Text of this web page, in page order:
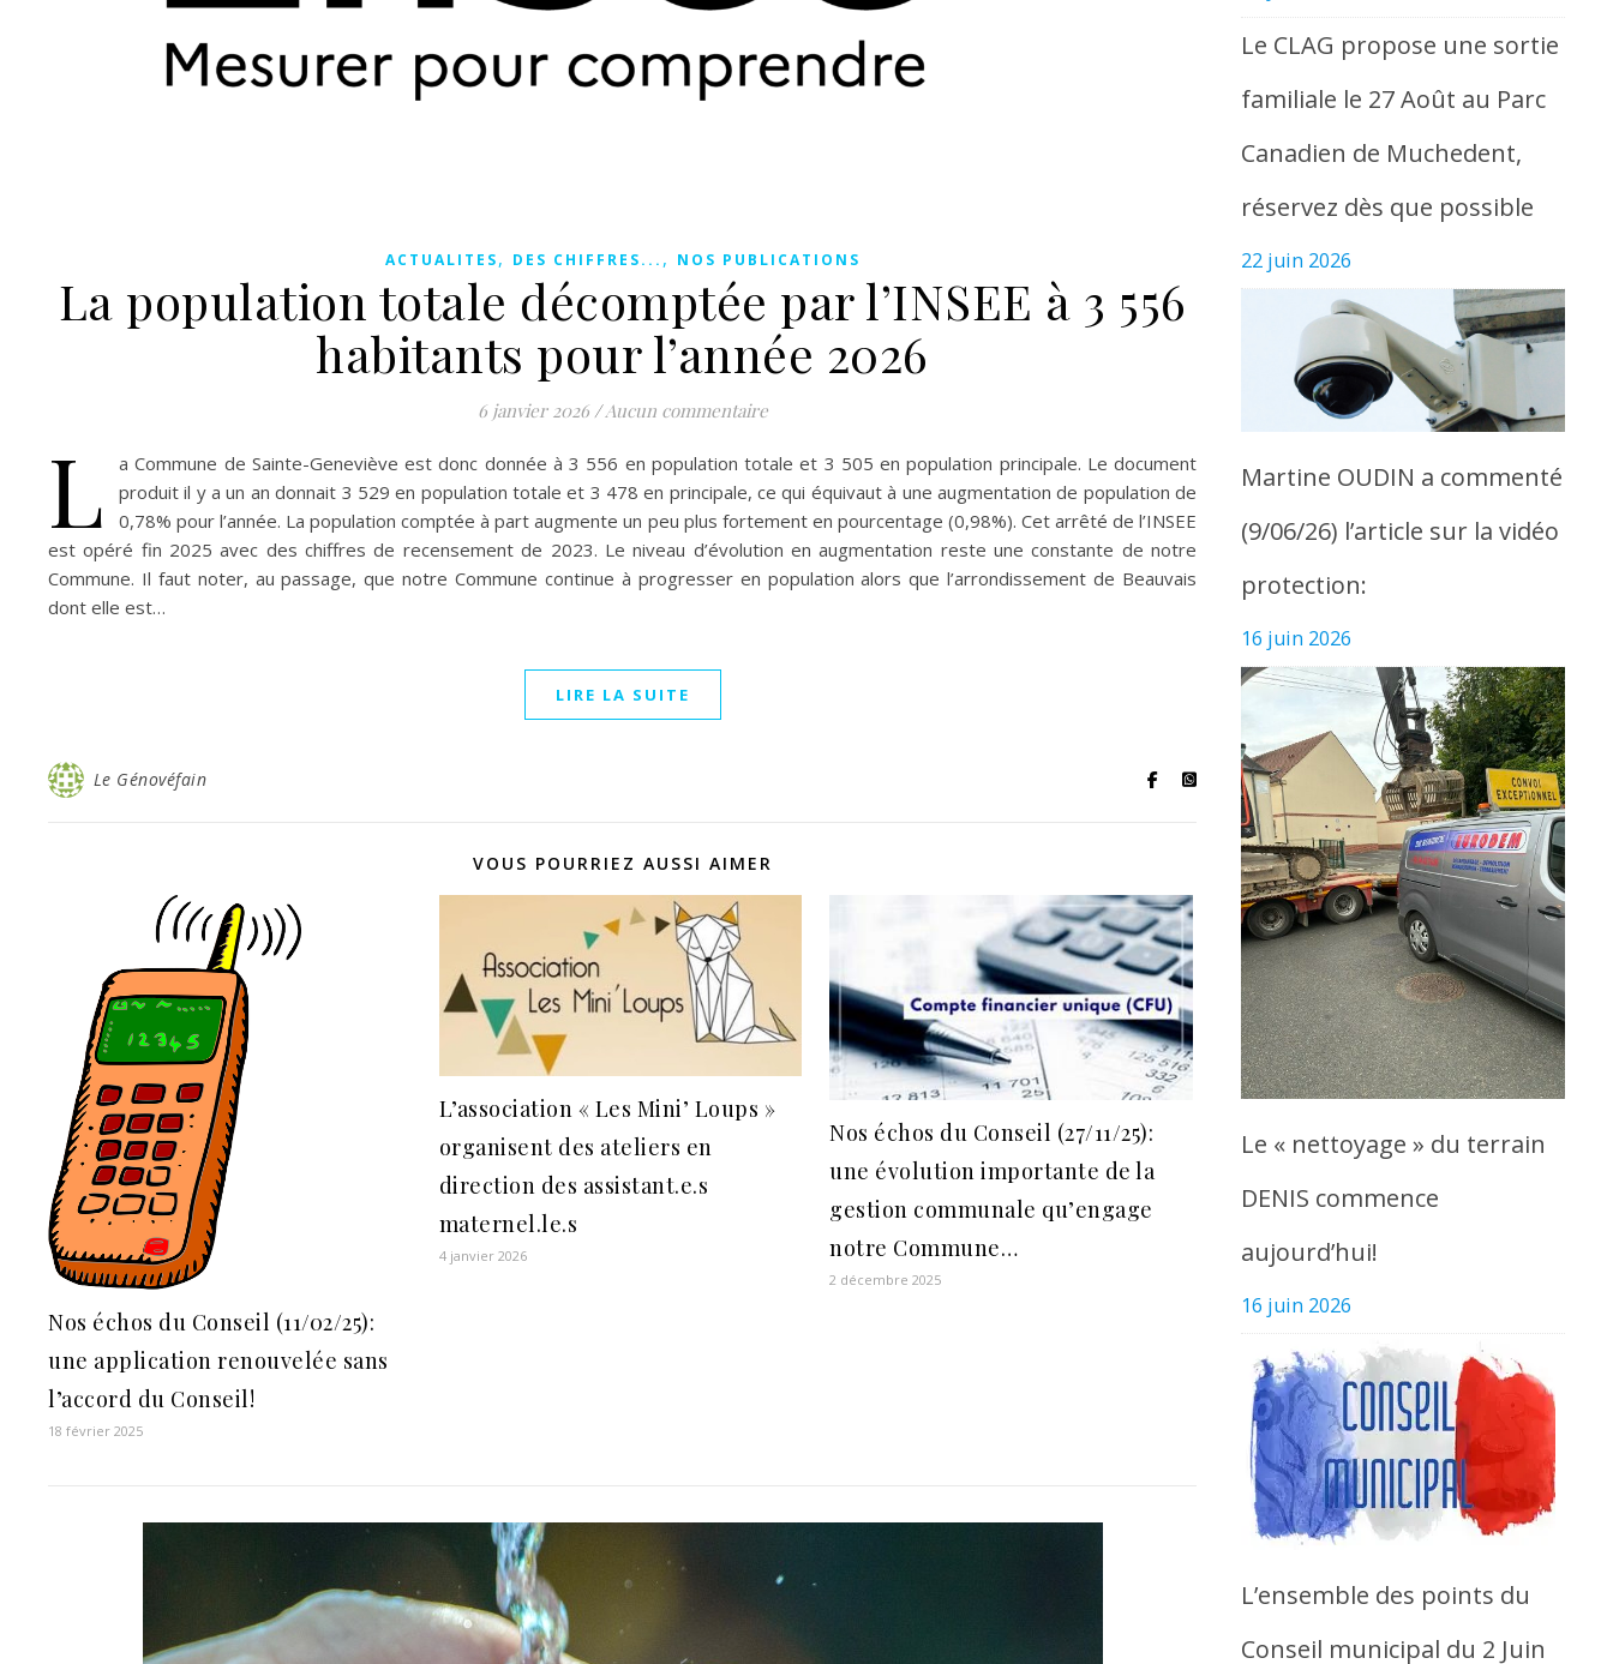
ACTUALITES, DES CHIFFRES... , NOS PUBLICATIONS
La population totale décomptée par l’INSEE à 3 556
habitants pour l’année 2026
6 janvier 2026 / Aucun commentaire
L
a Commune de Sainte-Geneviève est donc donnée à 3 556 en population totale et 3 505 en population principale. Le document
produit il y a un an donnait 3 529 en population totale et 3 478 en principale, ce qui équivaut à une augmentation de population de
0,78% pour l’année. La population comptée à part augmente un peu plus fortement en pourcentage (0,98%). Cet arrêté de l’INSEE
est opéré fin 2025 avec des chiffres de recensement de 2023. Le niveau d’évolution en augmentation reste une constante de notre
Commune. Il faut noter, au passage, que notre Commune continue à progresser en population alors que l’arrondissement de Beauvais
dont elle est…
LIRE LA SUITE
Le Génovéfain
VOUS POURRIEZ AUSSI AIMER
Nos échos du Conseil (11/02/25):
une application renouvelée sans
l’accord du Conseil!
18 février 2025
L’association « Les Mini’ Loups »
organisent des ateliers en
direction des assistant.e.s
maternel.le.s
4 janvier 2026
Nos échos du Conseil (27/11/25):
une évolution importante de la
gestion communale qu’engage
notre Commune…
2 décembre 2025
Le CLAG propose une sortie
familiale le 27 Août au Parc
Canadien de Muchedent,
réservez dès que possible
22 juin 2026
Martine OUDIN a commenté
(9/06/26) l’article sur la vidéo
protection:
16 juin 2026
Le « nettoyage » du terrain
DENIS commence
aujourd’hui!
16 juin 2026
L’ensemble des points du
Conseil municipal du 2 Juin